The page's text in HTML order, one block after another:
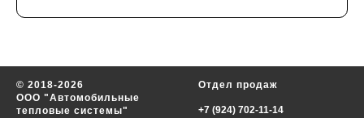
© 2018-2026
ООО "Автомобильные
тепловые системы"
Отдел продаж
+7 (924) 702-11-14